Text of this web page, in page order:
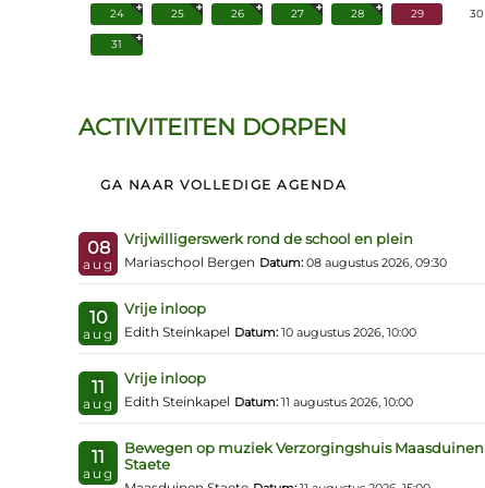
24 25 26 27 28 29 30
31
ACTIVITEITEN DORPEN
GA NAAR VOLLEDIGE AGENDA
08
aug
Vrijwilligerswerk rond de school en plein
Mariaschool Bergen Datum: 08 augustus 2026, 09:30
10
aug
Vrije inloop
Edith Steinkapel Datum: 10 augustus 2026, 10:00
11
aug
Vrije inloop
Edith Steinkapel Datum: 11 augustus 2026, 10:00
11
aug
Bewegen op muziek Verzorgingshuis Maasduinen
Staete